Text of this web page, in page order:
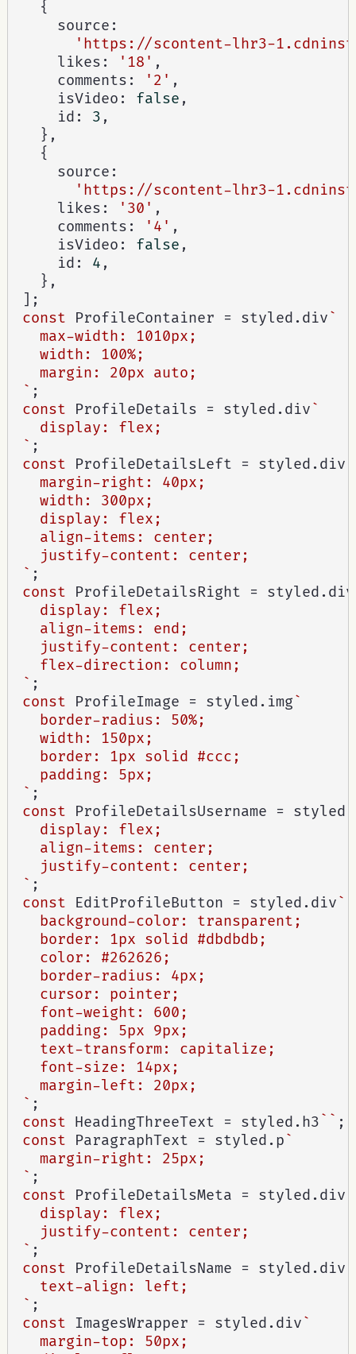
{
    source
:
'https://scontent-lhr3-
    likes
: '18' ,
    comments
: '2' ,
    isVideo
: false ,
    id
: 3 ,
} ,
{
    source
:
'https://scontent-lhr3-
    likes
: '30' ,
    comments
: '4' ,
    isVideo
: false ,
    id
: 4 ,
} ,
] ;
const ProfileContainer = styled . div`
  max-width: 1010px;
  width: 100%;
  margin: 20px auto;
` ;
const ProfileDetails = styled . div`
  display: flex;
` ;
const ProfileDetailsLeft = styled . div
  margin-right: 40px;
  width: 300px;
  display: flex;
  align-items: center;
  justify-content: center;
` ;
const ProfileDetailsRight = styled . div
  display: flex;
  align-items: end;
  justify-content: center;
  flex-direction: column;
` ;
const ProfileImage = styled . img`
  border-radius: 50%;
  width: 150px;
  border: 1px solid #ccc;
  padding: 5px;
` ;
const ProfileDetailsUsername = styled
  display: flex;
  align-items: center;
  justify-content: center;
` ;
const EditProfileButton = styled . div`
  background-color: transparent;
  border: 1px solid #dbdbdb;
  color: #262626;
  border-radius: 4px;
  cursor: pointer;
  font-weight: 600;
  padding: 5px 9px;
  text-transform: capitalize;
  font-size: 14px;
  margin-left: 20px;
` ;
const HeadingThreeText = styled . h3 `` ;
const ParagraphText = styled . p`
  margin-right: 25px;
` ;
const ProfileDetailsMeta = styled . div
  display: flex;
  justify-content: center;
` ;
const ProfileDetailsName = styled . div
  text-align: left;
` ;
const ImagesWrapper = styled . div`
  margin-top: 50px;